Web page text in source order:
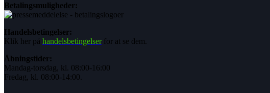
Betalingsmuligheder:
Handelsbetingelser:
Klik her på handelsbetingelserfor at se dem.
Åbningstider:
Mandag-torsdag, kl. 08:00-16:00
Fredag, kl. 08:00-14:00.